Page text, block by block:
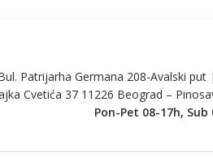
Patrijarha Germana 208-Avalski
Cvetića 37 11226 Beograd –
Pon-Pet 08-17h, Sub